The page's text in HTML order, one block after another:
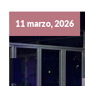
11 marzo, 2026